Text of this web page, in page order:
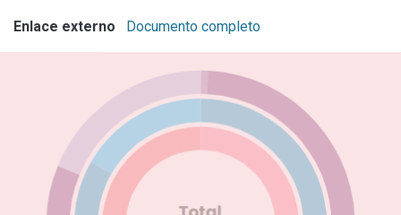
Enlace externo Documento completo